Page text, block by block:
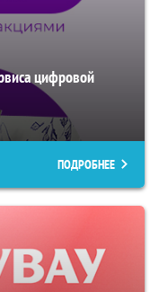
цифровой
ПОДРОБНЕЕ